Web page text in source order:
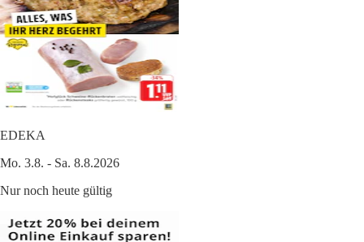
EDEKA
Mo. 3.8. - Sa. 8.8.2026
Nur noch heute gültig